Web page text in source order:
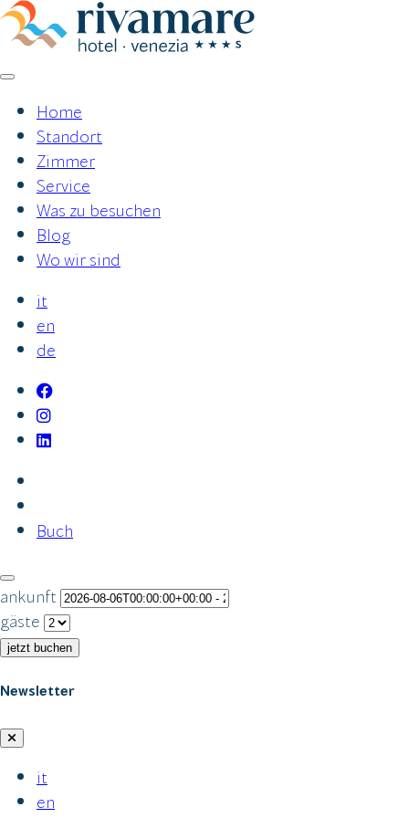
Zum
Inhalt
Home
Standort
Zimmer
Service
Was zu besuchen
Blog
Wo wir sind
it
en
de
Buch
ankunft
gäste
jetzt buchen
Newsletter
it
en